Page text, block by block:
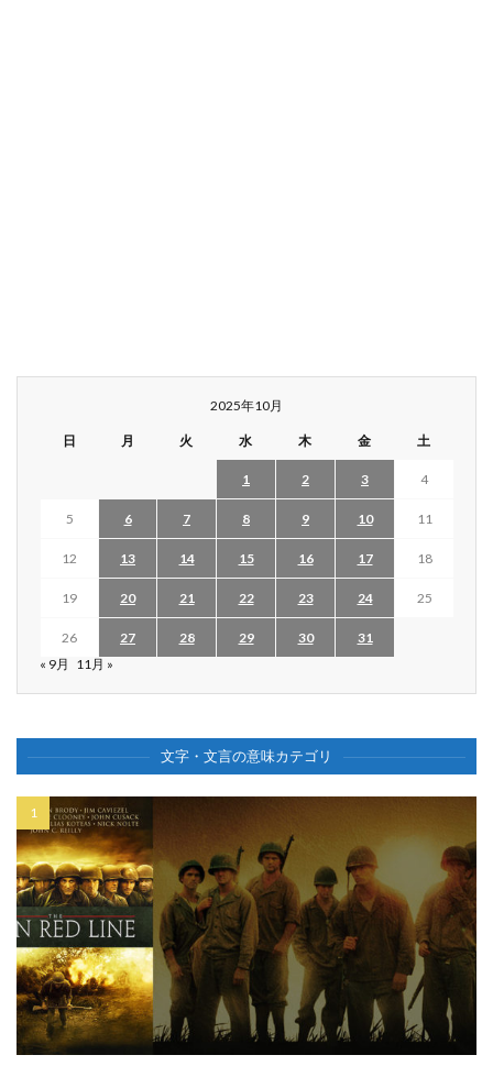
2025年10月
日 月 火 水 木 金 土
1 2 3 4
5 6 7 8 9 10 11
12 13 14 15 16 17 18
19 20 21 22 23 24 25
26 27 28 29 30
31
« 9月 11月 »
文字・文言の意味カテゴリ